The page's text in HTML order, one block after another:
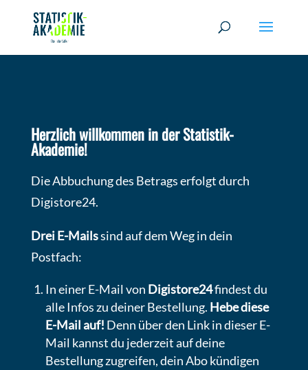
Herzlich willkommen in der Statistik-
Akademie!
Die Abbuchung des Betrags erfolgt durch
Digistore24.
Drei E-Mailssind auf dem Weg in dein
Postfach:
In einer E-Mail von Digistore24findest du
alle Infos zu deiner Bestellung. Hebe diese
E-Mail auf! Denn über den Link in dieser E-
Mail kannst du jederzeit auf deine
Bestellung zugreifen, dein Abo kündigen